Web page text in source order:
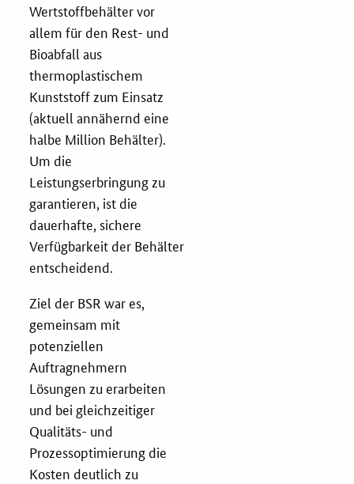
Wertstoffbehälter vor
allem für den Rest- und
Bioabfall aus
thermoplastischem
Kunststoff zum Einsatz
(aktuell annähernd eine
halbe Million Behälter).
Um die
Leistungserbringung zu
garantieren, ist die
dauerhafte, sichere
Verfügbarkeit der Behälter
entscheidend.
Ziel der BSR war es,
gemeinsam mit
potenziellen
Auftragnehmern
Lösungen zu erarbeiten
und bei gleichzeitiger
Qualitäts- und
Prozessoptimierung die
Kosten deutlich zu